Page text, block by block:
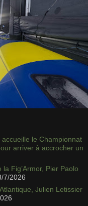
le Championnat
arriver à accrocher un
Fig’Armor, Pier Paolo
7/2026
Julien Letissier